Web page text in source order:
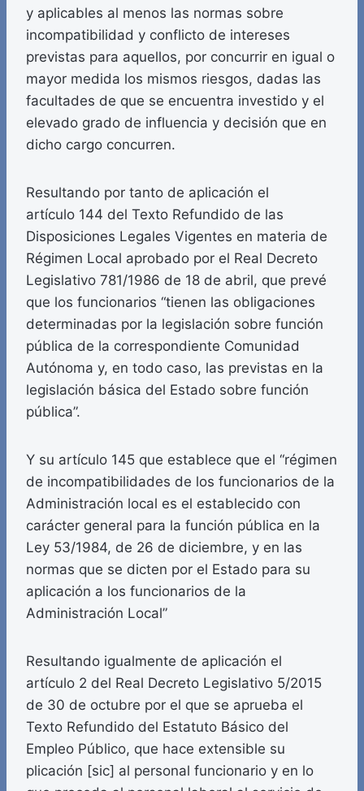
y aplicables al menos las normas sobre
incompatibilidad y conflicto de intereses
previstas para aquellos, por concurrir en igual o
mayor medida los mismos riesgos, dadas las
facultades de que se encuentra investido y el
elevado grado de influencia y decisión que en
dicho cargo concurren.
Resultando por tanto de aplicación el
artículo 144 del Texto Refundido de las
Disposiciones Legales Vigentes en materia de
Régimen Local aprobado por el Real Decreto
Legislativo 781/1986 de 18 de abril, que prevé
que los funcionarios “tienen las obligaciones
determinadas por la legislación sobre función
pública de la correspondiente Comunidad
Autónoma y, en todo caso, las previstas en la
legislación básica del Estado sobre función
pública”.
Y su artículo 145 que establece que el “régimen
de incompatibilidades de los funcionarios de la
Administración local es el establecido con
carácter general para la función pública en la
Ley 53/1984, de 26 de diciembre, y en las
normas que se dicten por el Estado para su
aplicación a los funcionarios de la
Administración Local”
Resultando igualmente de aplicación el
artículo 2 del Real Decreto Legislativo 5/2015
de 30 de octubre por el que se aprueba el
Texto Refundido del Estatuto Básico del
Empleo Público, que hace extensible su
plicación [sic] al personal funcionario y en lo